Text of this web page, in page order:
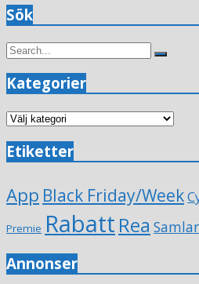
Sök
Search
Search
Kategorier
Kategorier
Etiketter
App Black Friday/Week
Premie Rabatt Rea
Annonser